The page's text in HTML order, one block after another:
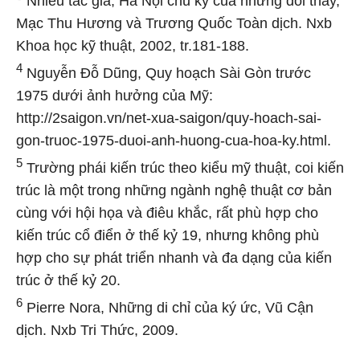
Mạc Thu Hương và Trương Quốc Toàn dịch. Nxb
Khoa học kỹ thuật, 2002, tr.181-188.
4 Nguyễn Đỗ Dũng, Quy hoạch Sài Gòn trước
1975 dưới ảnh hưởng của Mỹ:
http://2saigon.vn/net-xua-saigon/quy-hoach-sai-
gon-truoc-1975-duoi-anh-huong-cua-hoa-ky.html.
5 Trường phái kiến trúc theo kiểu mỹ thuật, coi kiến
trúc là một trong những ngành nghệ thuật cơ bản
cùng với hội họa và điêu khắc, rất phù hợp cho
kiến trúc cổ điển ở thế kỷ 19, nhưng không phù
hợp cho sự phát triển nhanh và đa dạng của kiến
trúc ở thế kỷ 20.
6 Pierre Nora, Những di chỉ của ký ức, Vũ Cận
dịch. Nxb Tri Thức, 2009.